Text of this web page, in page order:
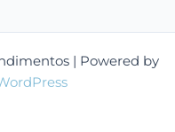
| Powered by